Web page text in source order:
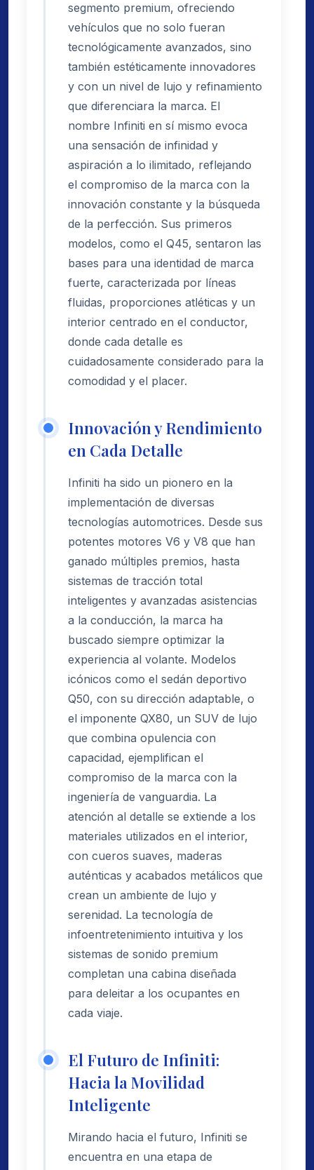
segmento premium, ofreciendo
vehículos que no solo fueran
tecnológicamente avanzados, sino
también estéticamente innovadores
y con un nivel de lujo y refinamiento
que diferenciara la marca. El
nombre Infiniti en sí mismo evoca
una sensación de infinidad y
aspiración a lo ilimitado, reflejando
el compromiso de la marca con la
innovación constante y la búsqueda
de la perfección. Sus primeros
modelos, como el Q45, sentaron las
bases para una identidad de marca
fuerte, caracterizada por líneas
fluidas, proporciones atléticas y un
interior centrado en el conductor,
donde cada detalle es
cuidadosamente considerado para la
comodidad y el placer.
Innovación y Rendimiento
en Cada Detalle
Infiniti ha sido un pionero en la
implementación de diversas
tecnologías automotrices. Desde sus
potentes motores V6 y V8 que han
ganado múltiples premios, hasta
sistemas de tracción total
inteligentes y avanzadas asistencias
a la conducción, la marca ha
buscado siempre optimizar la
experiencia al volante. Modelos
icónicos como el sedán deportivo
Q50, con su dirección adaptable, o
el imponente QX80, un SUV de lujo
que combina opulencia con
capacidad, ejemplifican el
compromiso de la marca con la
ingeniería de vanguardia. La
atención al detalle se extiende a los
materiales utilizados en el interior,
con cueros suaves, maderas
auténticas y acabados metálicos que
crean un ambiente de lujo y
serenidad. La tecnología de
infoentretenimiento intuitiva y los
sistemas de sonido premium
completan una cabina diseñada
para deleitar a los ocupantes en
cada viaje.
El Futuro de Infiniti:
Hacia la Movilidad
Inteligente
Mirando hacia el futuro, Infiniti se
encuentra en una etapa de